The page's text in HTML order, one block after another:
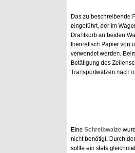
Das zu beschreibende
eingeführt, der im
Drahtkorb an beiden
theoretisch Papier von
verwendet werden.
Betätigung des
Transportwalzen nach
Eine Schreibwalze
nicht benötigt. Durch
sollte ein stets